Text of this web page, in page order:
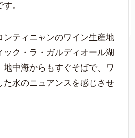
。
ンティニャンのワイン生産地
ク・ラ・ガルディオール湖
中海からもすぐそばで、ワ
た水のニュアンスを感じさせ